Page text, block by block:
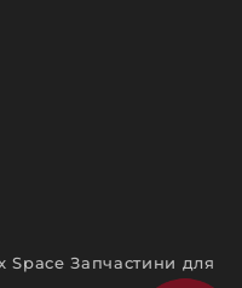
Space Запчастини для